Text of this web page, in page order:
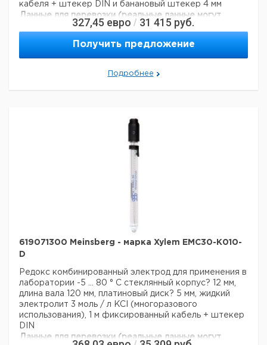
кабеля + штекер DIN и банановый штекер 4 мм
Данные для перевозки (реальные данные могут
Страна происхождения:Германия
327,45 евро / 31 415 руб.
Получить предложение
Подробнее
619071300 Meinsberg - марка Xylem EMC30-K010-
D
Редокс комбинированный электрод для применения в
лаборатории -5 ... 80 ° С стеклянный корпус? 12 мм,
длина вала 120 мм, платиновый диск? 5 мм, жидкий
электролит 3 моль / л KCI (многоразового
использования), 1 м фиксированный кабель + штекер
DIN
Данные для перевозки (реальные данные могут